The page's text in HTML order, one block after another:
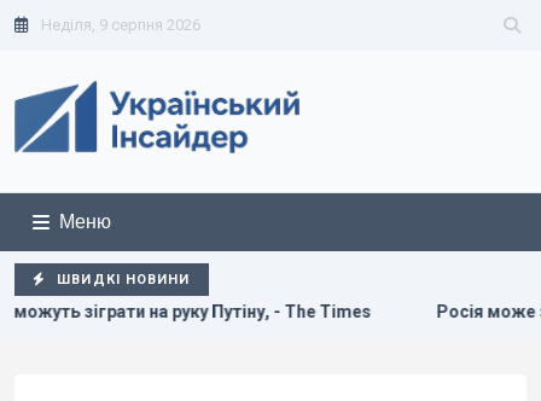
Неділя, 9 серпня 2026
Меню
ШВИДКІ НОВИНИ
руку Путіну, - The Times Росія може застосувати